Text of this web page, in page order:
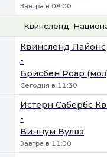
Завтра в 08:00
Квинсленд.
Квинсленд Лайонc
-
Брисбен Роар
Сегодня в 11:30
Истерн Сабербс
-
Виннум Вулвз
Завтра в 11:00